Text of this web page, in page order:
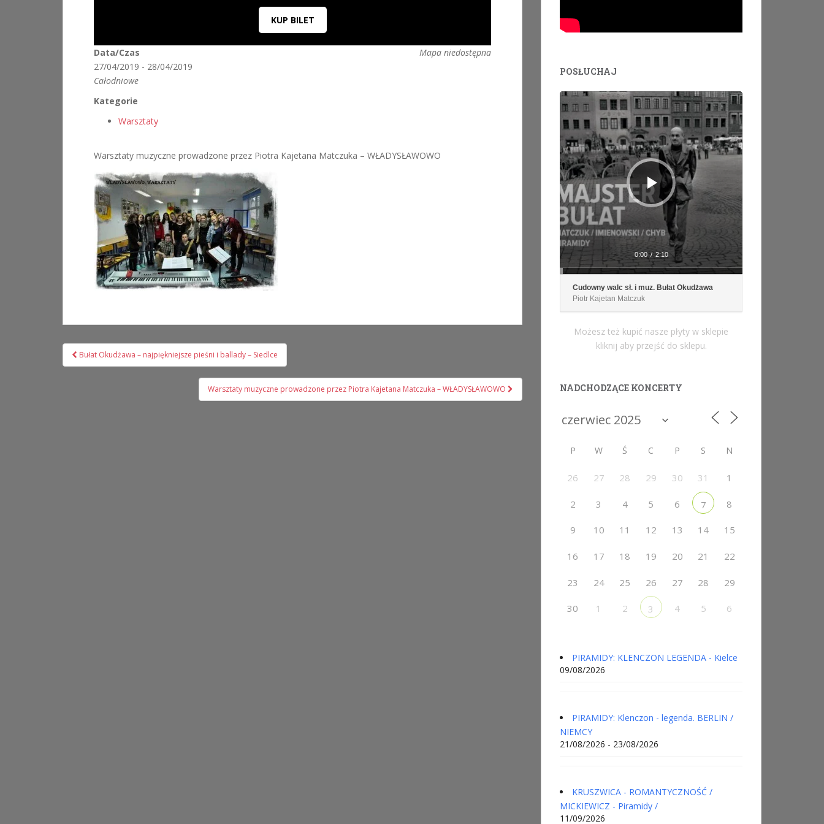
KUP BILET
Mapa niedostępna
Data/Czas
27/04/2019 - 28/04/2019
Całodniowe
Kategorie
Warsztaty
Warsztaty muzyczne prowadzone przez Piotra Kajetana Matczuka – WŁADYSŁAWOWO
Nawigacja
wpisu
Bułat Okudżawa – najpiękniejsze pieśni i ballady – Siedlce
Warsztaty muzyczne prowadzone przez Piotra Kajetana Matczuka – WŁADYSŁAWOWO
POSŁUCHAJ
Odtwarzacz
plików
dźwiękowych
0:00 / 2:10
Cudowny walc sł. i muz. Bułat Okudżawa
Piotr Kajetan Matczuk
Możesz też kupić nasze płyty w sklepie
kliknij aby przejść do sklepu.
NADCHODZĄCE KONCERTY
P W Ś C P S N
26 27 28 29 30 31 1
2 3 4 5 6 7 8
9 10 11 12 13 14 15
16 17 18 19 20 21 22
23 24 25 26 27 28 29
30 1 2 3 4 5 6
PIRAMIDY: KLENCZON LEGENDA - Kielce
09/08/2026
PIRAMIDY: Klenczon - legenda. BERLIN /
NIEMCY
21/08/2026 - 23/08/2026
KRUSZWICA - ROMANTYCZNOŚĆ /
MICKIEWICZ - Piramidy /
11/09/2026